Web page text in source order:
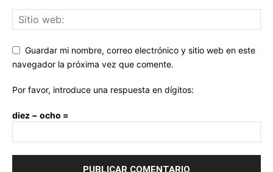
Guardar mi nombre, correo electrónico y sitio web en este
navegador la próxima vez que comente.
Por favor, introduce una respuesta en dígitos:
diez − ocho =